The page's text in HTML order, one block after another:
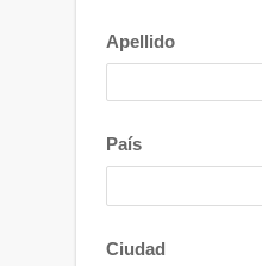
Apellido
País
Ciudad